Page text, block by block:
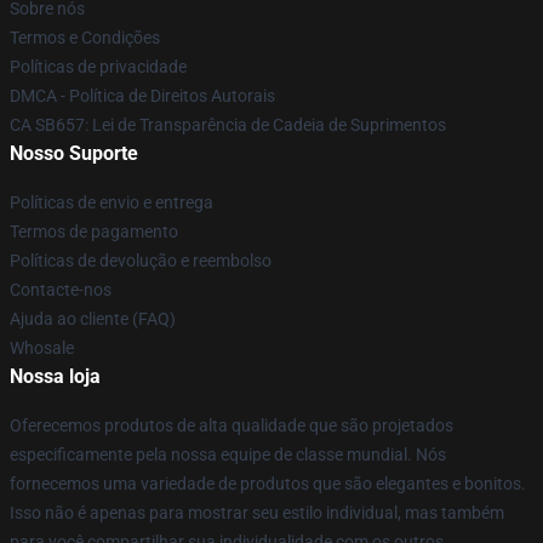
Sobre nós
Termos e Condições
Políticas de privacidade
DMCA - Política de Direitos Autorais
CA SB657: Lei de Transparência de Cadeia de Suprimentos
Nosso Suporte
Políticas de envio e entrega
Termos de pagamento
Políticas de devolução e reembolso
Contacte-nos
Ajuda ao cliente (FAQ)
Whosale
Nossa loja
Oferecemos produtos de alta qualidade que são projetados
especificamente pela nossa equipe de classe mundial. Nós
fornecemos uma variedade de produtos que são elegantes e bonitos.
Isso não é apenas para mostrar seu estilo individual, mas também